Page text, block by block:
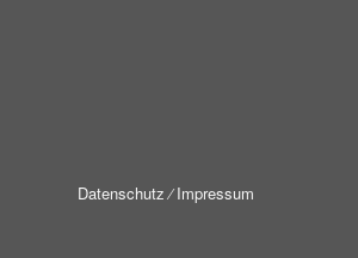
Datenschutz⁄Impressum